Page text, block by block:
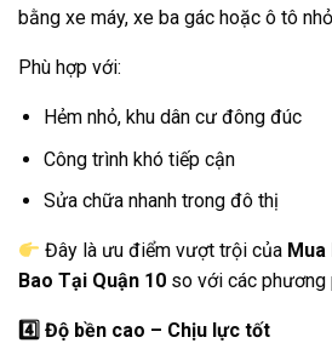
bằng xe máy, xe ba gác hoặc ô tô
Phù hợp với:
Hẻm nhỏ, khu dân cư đông đúc
Công trình khó tiếp cận
Sửa chữa nhanh trong đô thị
Đây là ưu điểm vượt trội của Mua
Bao Tại Quận 10 so với các phương
4️ Độ bền cao – Chịu lực tốt